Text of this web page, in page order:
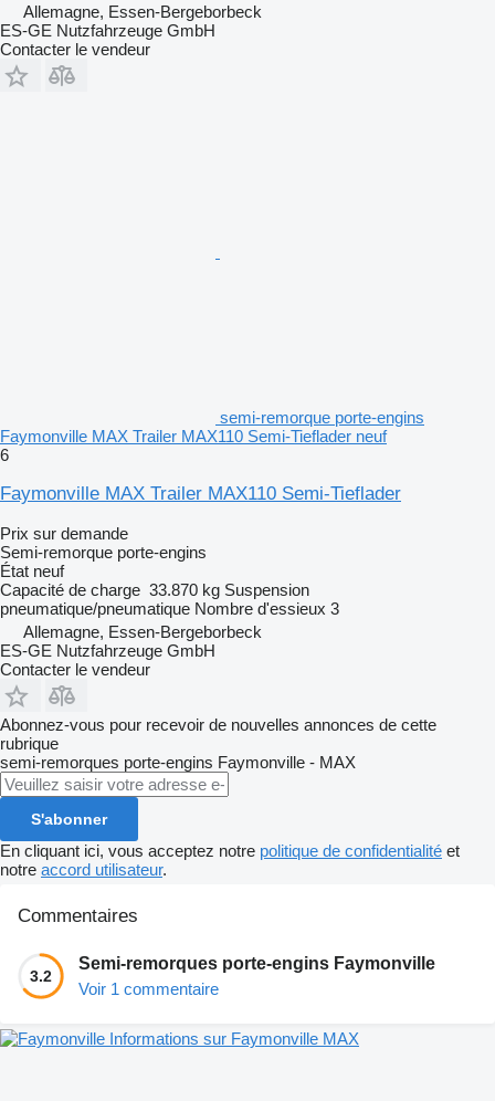
Allemagne, Essen-Bergeborbeck
ES-GE Nutzfahrzeuge GmbH
Contacter le vendeur
semi-remorque porte-engins
Faymonville MAX Trailer MAX110 Semi-Tieflader neuf
6
Faymonville MAX Trailer MAX110 Semi-Tieflader
Prix sur demande
Semi-remorque porte-engins
État neuf
Capacité de charge 33.870 kg Suspension
pneumatique/pneumatique Nombre d'essieux 3
Allemagne, Essen-Bergeborbeck
ES-GE Nutzfahrzeuge GmbH
Contacter le vendeur
Abonnez-vous pour recevoir de nouvelles annonces de cette
rubrique
semi-remorques porte-engins Faymonville - MAX
S'abonner
En cliquant ici, vous acceptez notre politique de confidentialité et
notre accord utilisateur.
Commentaires
3.2
Semi-remorques porte-engins Faymonville
Voir 1 commentaire
Informations sur Faymonville MAX